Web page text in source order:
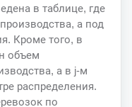
в таблице, где
а под
Кроме того, в
объем
а в j-м
распределения.
по